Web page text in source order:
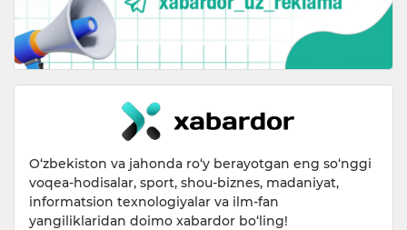
O‘zbekiston va jahonda ro‘y berayotgan eng so‘nggi
voqea-hodisalar, sport, shou-biznes, madaniyat,
informatsion texnologiyalar va ilm-fan
yangiliklaridan doimo xabardor bo‘ling!